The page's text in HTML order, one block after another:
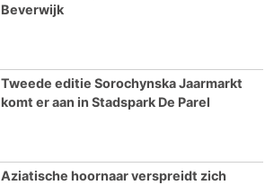
Beverwijk
Tweede editie Sorochynska Jaarmarkt
komt er aan in Stadspark De Parel
Aziatische hoornaar verspreidt zich